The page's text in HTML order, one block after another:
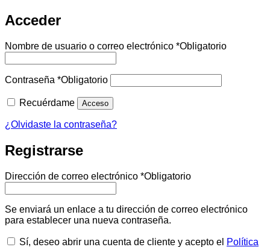
Acceder
Nombre de usuario o correo electrónico *Obligatorio
Contraseña *Obligatorio
Recuérdame Acceso
¿Olvidaste la contraseña?
Registrarse
Dirección de correo electrónico *Obligatorio
Se enviará un enlace a tu dirección de correo electrónico
para establecer una nueva contraseña.
Sí, deseo abrir una cuenta de cliente y acepto el Política